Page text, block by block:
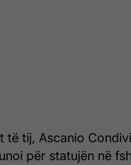
të tij, Ascanio
për statujën në